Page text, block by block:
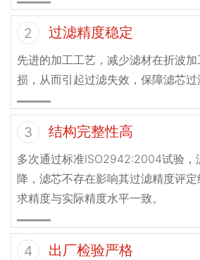
2 过滤精度稳定
先进的加工工艺，减少滤材在折波
损，从而引起过滤失效，保障滤芯过
3 结构完整性高
多次通过标准ISO2942:2004试验，
降，滤芯不存在影响其过滤精度评
求精度与实际精度水平一致。
4 出厂检验严格